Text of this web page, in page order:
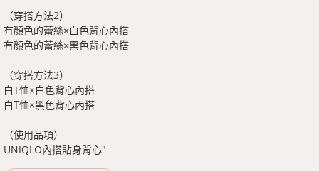
（穿搭方法2）
有顏色的蕾絲×白色背心內搭
有顏色的蕾絲×黑色背心內搭
（穿搭方法3）
白T恤×白色背心內搭
白T恤×黑色背心內搭
（使用品項）
UNIQLO內搭貼身背心"